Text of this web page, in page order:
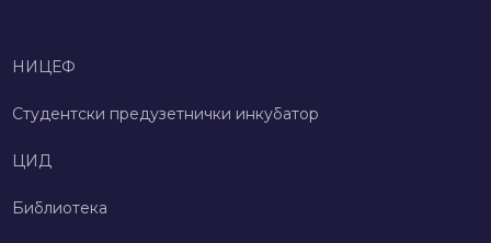
НИЦЕФ
Студентски предузетнички инкубатор
ЦИД
Библиотека